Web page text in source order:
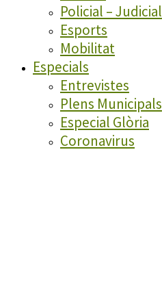
Policial – Judicial
Esports
Mobilitat
Especials
Entrevistes
Plens Municipals
Especial Glòria
Coronavirus